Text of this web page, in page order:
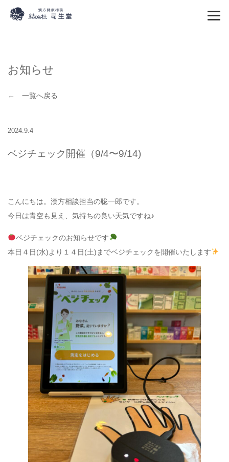
お知らせ
← 一覧へ戻る
2024.9.4
ベジチェック開催（9/4〜9/14)
こんにちは。漢方相談担当の聡一郎です。
今日は青空も見え、気持ちの良い天気ですね♪
ベジチェックのお知らせです
本日４日(水)より１４日(土)までベジチェックを開催いたします